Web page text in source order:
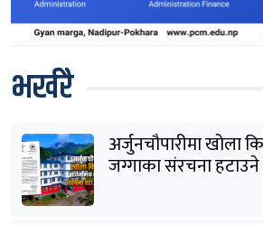
भर्खरै
अर्जुनचौपारीमा खोला
जग्गाका संरचना हटाउने